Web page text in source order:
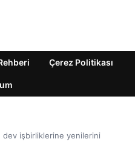
Çerez Politikası
işbirliklerine yenilerini